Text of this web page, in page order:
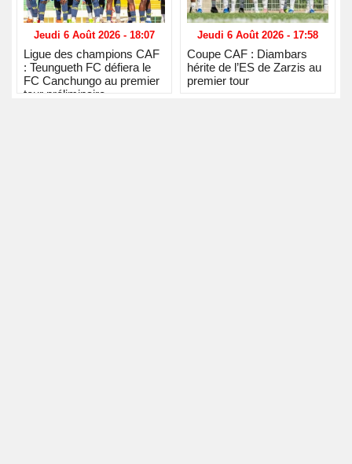
Jeudi 6 Août 2026 - 18:07
Ligue des champions CAF
: Teungueth FC défiera le
FC Canchungo au premier
tour préliminaire
Jeudi 6 Août 2026 - 17:58
Coupe CAF : Diambars
hérite de l’ES de Zarzis au
premier tour